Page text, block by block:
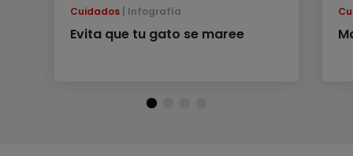
Cuidados Infografía
Evita que tu gato se maree